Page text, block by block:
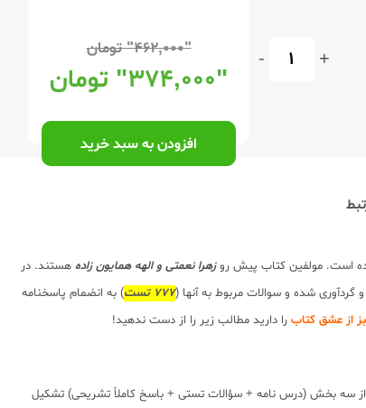
+
- "۴۶۲,۰۰۰" تومان
"۳۷۴,۰۰۰" تومان
افزودن به سبد خرید
است. مولفین کتاب پیش روزهرا نعمتی و الهه همایون زاده هستند. در
شده و سوالات مربوط به آنها (777 تست
) به انضمام پاسخنامه
از عشق کتاب را دارید مطالب زیر را از دست ندهید!
سه بخش (درس نامه + سؤالات تستى + باسخ كاملاً تشريحى) تشكيل